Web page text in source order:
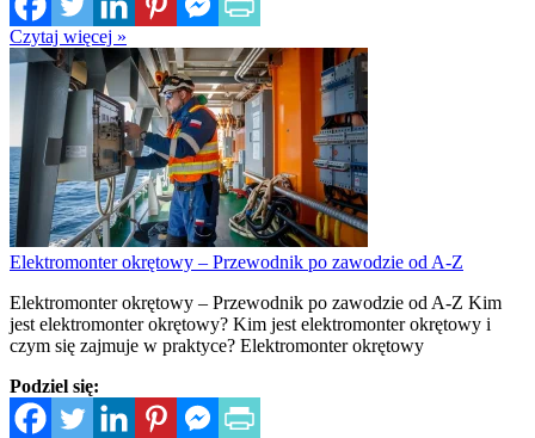
Czytaj więcej »
Elektromonter okrętowy – Przewodnik po zawodzie od A-Z
Elektromonter okrętowy – Przewodnik po zawodzie od A-Z Kim
jest elektromonter okrętowy? Kim jest elektromonter okrętowy i
czym się zajmuje w praktyce? Elektromonter okrętowy
Podziel się: